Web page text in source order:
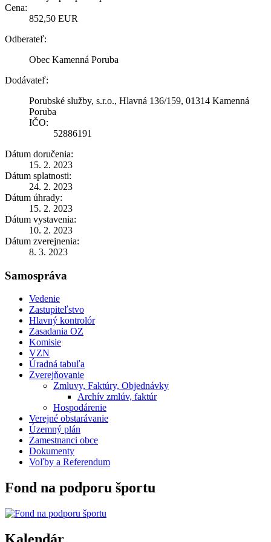
Cena:
852,50 EUR
Odberateľ:
Obec Kamenná Poruba
Dodávateľ:
Porubské služby, s.r.o., Hlavná 136/159, 01314 Kamenná
Poruba
IČO:
52886191
Dátum doručenia:
15. 2. 2023
Dátum splatnosti:
24. 2. 2023
Dátum úhrady:
15. 2. 2023
Dátum vystavenia:
10. 2. 2023
Dátum zverejnenia:
8. 3. 2023
Samospráva
Vedenie
Zastupiteľstvo
Hlavný kontrolór
Zasadania OZ
Komisie
VZN
Úradná tabuľa
Zverejňovanie
Zmluvy, Faktúry, Objednávky
Archív zmlúv, faktúr
Hospodárenie
Verejné obstarávanie
Územný plán
Zamestnanci obce
Dokumenty
Voľby a Referendum
Fond na podporu športu